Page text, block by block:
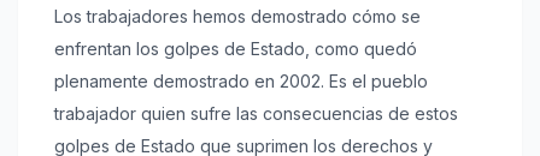
Los trabajadores hemos demostrado cómo se
enfrentan los golpes de Estado, como quedó
plenamente demostrado en 2002. Es el pueblo
trabajador quien sufre las consecuencias de estos
golpes de Estado que suprimen los derechos y